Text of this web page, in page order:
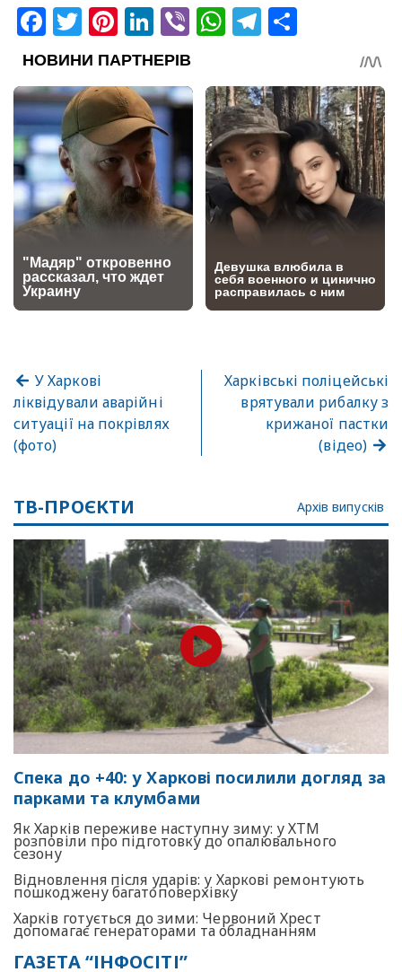
Facebook
Twitter
Pinterest
LinkedIn
ViberWhatsApp
Telegram
У Харкові
ліквідували аварійні
ситуації на покрівлях
(фото)
Харківські поліцейські
врятували рибалку з
крижаної пастки
(відео)
ТВ-ПРОЄКТИ Архів випусків
Спека до +40: у Харкові посилили догляд за
парками та клумбами
Як Харків переживе наступну зиму: у ХТМ
розповіли про підготовку до опалювального
сезону
Відновлення після ударів: у Харкові ремонтують
пошкоджену багатоповерхівку
Харків готується до зими: Червоний Хрест
допомагає генераторами та обладнанням
ГАЗЕТА “ІНФОСІТІ”